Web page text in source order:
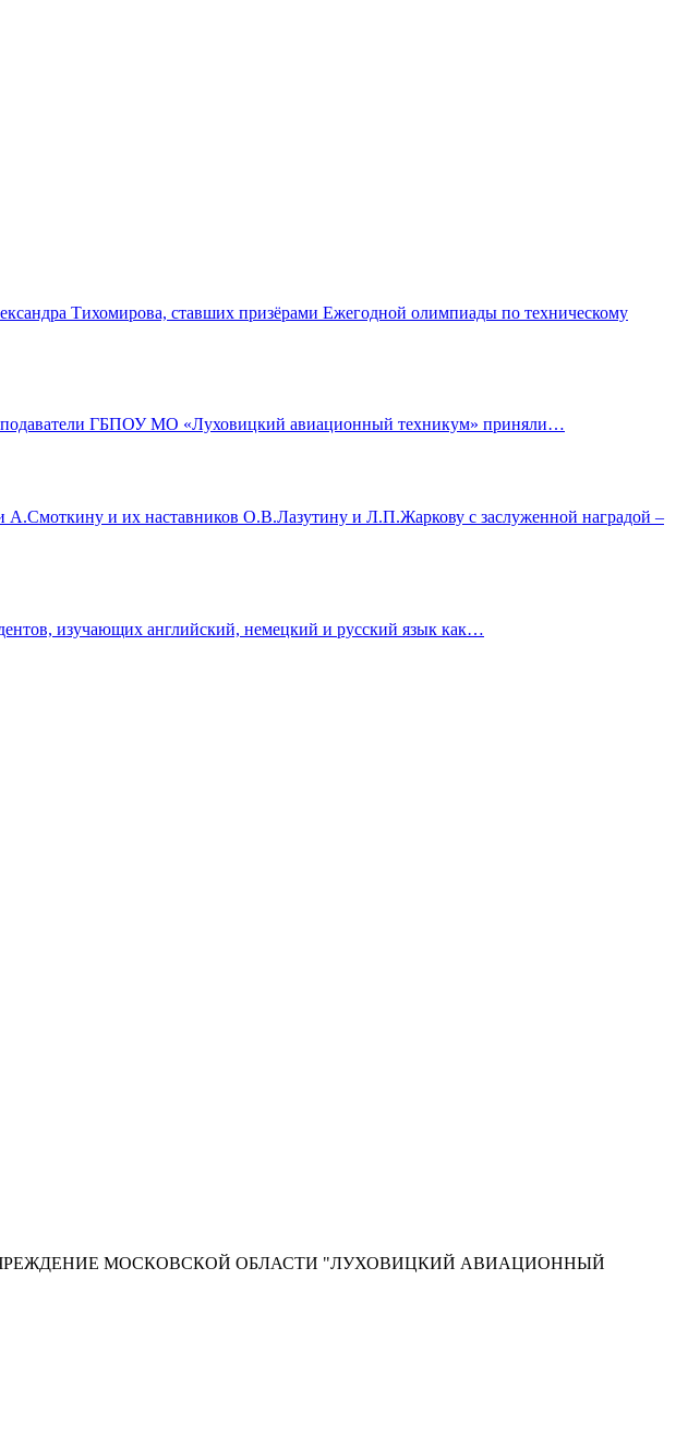
Тихомирова, ставших призёрами Ежегодной олимпиады по техническому
ГБПОУ МО «Луховицкий авиационный техникум» приняли…
и их наставников О.В.Лазутину и Л.П.Жаркову с заслуженной наградой –
изучающих английский, немецкий и русский язык как…
МОСКОВСКОЙ ОБЛАСТИ "ЛУХОВИЦКИЙ АВИАЦИОННЫЙ